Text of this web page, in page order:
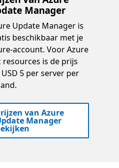
Manager
Update Manager is
beschikbaar met je
account. Voor Azure
resources is de prijs
5 per server per
van Azure
Manager